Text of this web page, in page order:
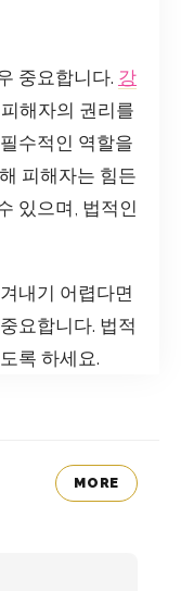
중요합니다. 강
해자의 권리를
수적인 역할을
피해자는 힘든
있으며, 법적인
내기 어렵다면
요합니다. 법적
록 하세요.
MORE